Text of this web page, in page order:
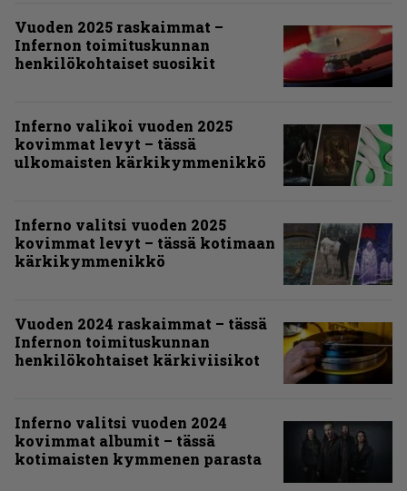
Vuoden 2025 raskaimmat –
Infernon toimituskunnan
henkilökohtaiset suosikit
Inferno valikoi vuoden 2025
kovimmat levyt – tässä
ulkomaisten kärkikymmenikkö
Inferno valitsi vuoden 2025
kovimmat levyt – tässä kotimaan
kärkikymmenikkö
Vuoden 2024 raskaimmat – tässä
Infernon toimituskunnan
henkilökohtaiset kärkiviisikot
Inferno valitsi vuoden 2024
kovimmat albumit – tässä
kotimaisten kymmenen parasta